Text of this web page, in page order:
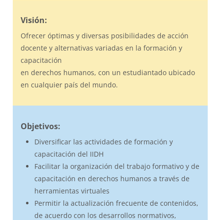
Visión:
Ofrecer óptimas y diversas posibilidades de acción
docente y alternativas variadas en la formación y
capacitación
en derechos humanos, con un estudiantado ubicado
en cualquier país del mundo.
Objetivos:
Diversificar las actividades de formación y
capacitación del IIDH
Facilitar la organización del trabajo formativo y de
capacitación en derechos humanos a través de
herramientas virtuales
Permitir la actualización frecuente de contenidos,
de acuerdo con los desarrollos normativos,